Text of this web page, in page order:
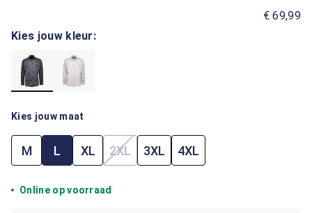
€ 69,99
Kies jouw kleur:
Kies jouw maat
M L XL 2XL(Deze optie is momenteel niet
3XL 4XL
Online op voorraad